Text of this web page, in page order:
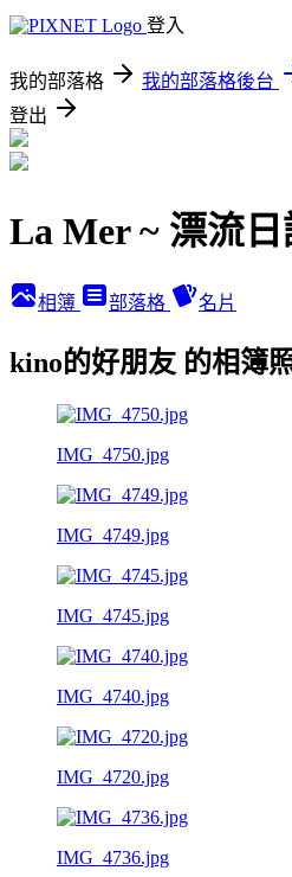
登入
我的部落格 我的部落格後台
登出
La Mer ~ 漂流日
相簿 部落格 名片
kino的好朋友 的相簿
IMG_4750.jpg
IMG_4749.jpg
IMG_4745.jpg
IMG_4740.jpg
IMG_4720.jpg
IMG_4736.jpg